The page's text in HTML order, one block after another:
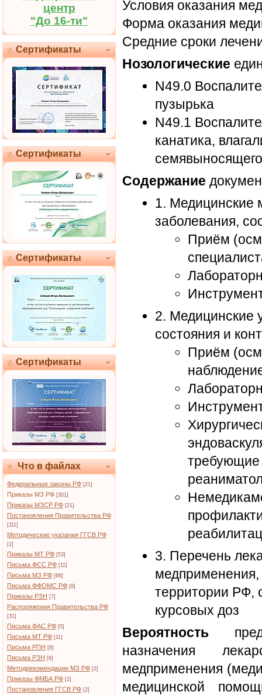
центр
"До 16-ти"
Сертификаты
Сертификаты
Сертификаты
Сертификаты
Что в файлах
Федеральные законы РФ [21]
Приказы МЗ РФ [301]
Приказы МЗСР РФ [21]
Постановления Правительства РФ
[111]
Методические указания ГГСВ РФ
[1]
Приказы МТ РФ [53]
Письма ФСС РФ [11]
Письма МЗ РФ [66]
Письма ФФОМС РФ [8]
Приказы РЗН [7]
Распоряжения Правительства РФ
[31]
Письма ФАС РФ [5]
Письма МТ РФ [11]
Письма РПН [8]
Письма РЗН [6]
Методрекомендации МЗ РФ [2]
Приказы ФМБА РФ [2]
Постановления ГГСВ РФ [2]
Условия оказания
Форма оказания
Средние сроки
Нозологические
N49.0
пузырька
N49.1
канатика,
Содержание
1. Медицинские
заболевания,
Приём
2. Медицинские
состояния и
Приём
требующие
3. Перечень
медприменения,
территории РФ,
курсовых доз
Вероятность
назначения
медприменения
медицинской